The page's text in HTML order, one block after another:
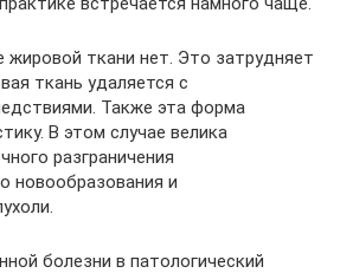
жировой ткани нет. Это затрудняет
ткань удаляется с
Также эта форма
В этом случае велика
разграничения
новообразования и
болезни в патологический